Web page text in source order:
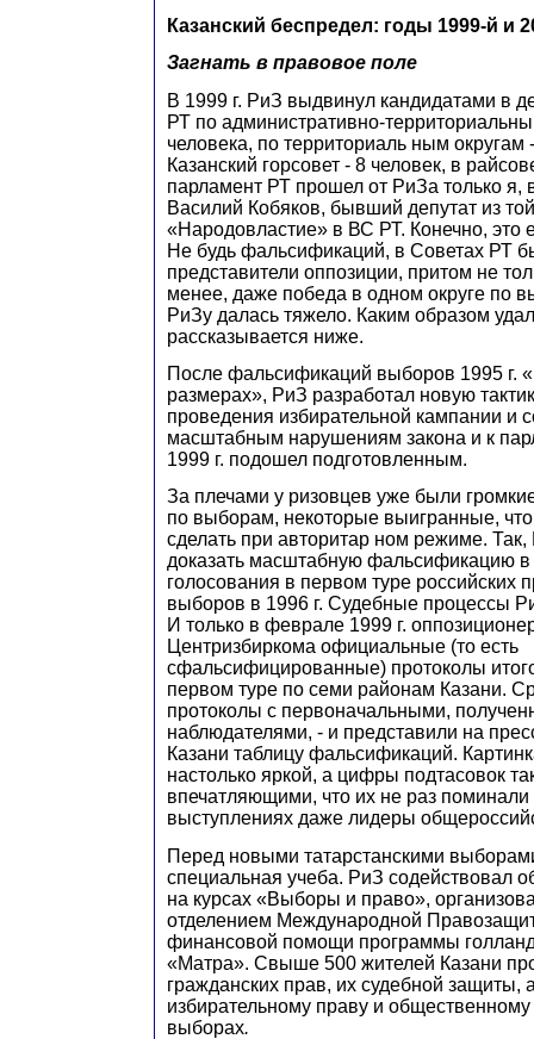
Казанский беспредел: годы 1999-й и
Загнать в правовое поле
В 1999 г. РиЗ выдвинул кандидатами в
РТ по административно-
человека, по территориаль ным округам
Казанский горсовет - 8 человек, в
парламент РТ прошел от РиЗа только я,
Василий Кобяков, бывший депутат из
«Народовластие» в ВС РТ. Конечно, это
Не будь фальсификаций, в Советах РТ
представители оппозиции, притом не
менее, даже победа в одном округе по
РиЗу далась тяжело. Каким образом
рассказывается ниже.
После фальсификаций выборов 1995 г.
размерах», РиЗ разработал новую
проведения избирательной кампании и
масштабным нарушениям закона и к
1999 г. подошел подготовленным.
За плечами у ризовцев уже были
по выборам, некоторые выигранные,
сделать при авторитар ном режиме. Так,
доказать масштабную фальсификацию в
голосования в первом туре российских
выборов в 1996 г. Судебные процессы
И только в феврале 1999 г.
Центризбиркома официальные (то есть
сфальсифицированные) протоколы
первом туре по семи районам Казани.
протоколы с первоначальными,
наблюдателями, - и представили на
Казани таблицу фальсификаций.
настолько яркой, а цифры подтасовок
впечатляющими, что их не раз поминали
выступлениях даже лидеры
Перед новыми татарстанскими
специальная учеба. РиЗ содействовал
на курсах «Выборы и право»,
отделением Международной
финансовой помощи программы
«Матра». Свыше 500 жителей Казани
гражданских прав, их судебной защиты,
избирательному праву и
выборах.